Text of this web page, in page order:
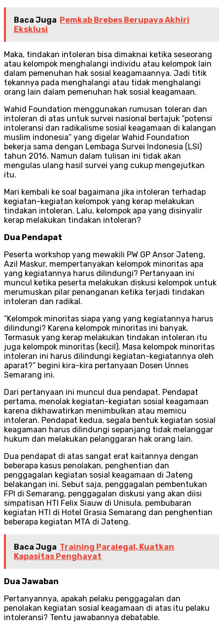
Baca Juga Pemkab Brebes Berupaya Akhiri
Eksklusi
Maka, tindakan intoleran bisa dimaknai ketika seseorang
atau kelompok menghalangi individu atau kelompok lain
dalam pemenuhan hak sosial keagamaannya. Jadi titik
tekannya pada menghalangi atau tidak menghalangi
orang lain dalam pemenuhan hak sosial keagamaan.
Wahid Foundation menggunakan rumusan toleran dan
intoleran di atas untuk survei nasional bertajuk “potensi
intoleransi dan radikalisme sosial keagamaan di kalangan
muslim indonesia” yang digelar Wahid Foundation
bekerja sama dengan Lembaga Survei Indonesia (LSI)
tahun 2016. Namun dalam tulisan ini tidak akan
mengulas ulang hasil survei yang cukup mengejutkan
itu.
Mari kembali ke soal bagaimana jika intoleran terhadap
kegiatan-kegiatan kelompok yang kerap melakukan
tindakan intoleran. Lalu, kelompok apa yang disinyalir
kerap melakukan tindakan intoleran?
Dua Pendapat
Peserta workshop yang mewakili PW GP Ansor Jateng,
Azil Maskur, mempertanyakan kelompok minoritas apa
yang kegiatannya harus dilindungi? Pertanyaan ini
muncul ketika peserta melakukan diskusi kelompok untuk
merumuskan pilar penanganan ketika terjadi tindakan
intoleran dan radikal.
”Kelompok minoritas siapa yang yang kegiatannya harus
dilindungi? Karena kelompok minoritas ini banyak.
Termasuk yang kerap melakukan tindakan intoleran itu
juga kelompok minoritas (kecil). Masa kelompok minoritas
intoleran ini harus dilindungi kegiatan-kegiatannya oleh
aparat?” begini kira-kira pertanyaan Dosen Unnes
Semarang ini.
Dari pertanyaan ini muncul dua pendapat. Pendapat
pertama, menolak kegiatan-kegiatan sosial keagamaan
karena dikhawatirkan menimbulkan atau memicu
intoleran. Pendapat kedua, segala bentuk kegiatan sosial
keagamaan harus dilindungi sepanjang tidak melanggar
hukum dan melakukan pelanggaran hak orang lain.
Dua pendapat di atas sangat erat kaitannya dengan
beberapa kasus penolakan, penghentian dan
penggagalan kegiatan sosial keagamaan di Jateng
belakangan ini. Sebut saja, penggagalan pembentukan
FPI di Semarang, penggagalan diskusi yang akan diisi
simpatisan HTI Felix Siauw di Unisula, pembubaran
kegiatan HTI di Hotel Grasia Semarang dan penghentian
beberapa kegiatan MTA di Jateng.
Baca Juga Training Paralegal, Kuatkan
Kapasitas Penghayat
Dua Jawaban
Pertanyannya, apakah pelaku penggagalan dan
penolakan kegiatan sosial keagamaan di atas itu pelaku
intoleransi? Tentu jawabannya debatable.